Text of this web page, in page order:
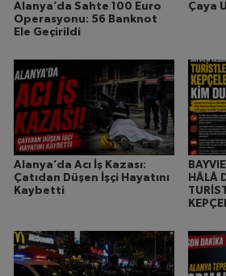
Alanya’da Sahte 100 Euro
Operasyonu: 56 Banknot
Ele Geçirildi
Çaya
Alanya’da Acı İş Kazası:
Çatıdan Düşen İşçi Hayatını
Kaybetti
HÂLÂ